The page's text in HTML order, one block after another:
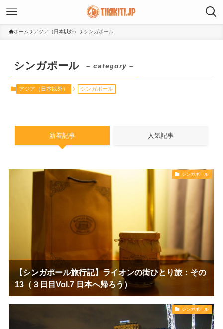
ホーム アジア（日本以外） シンガポール
シンガポール – category –
アジア（日本以外） シンガポール
新着記事 人気記事
シンガポール
【シンガポール旅行記】ライオンの街ひとり旅：その
13（３日目Vol.7 日本へ帰ろう）
シンガポール